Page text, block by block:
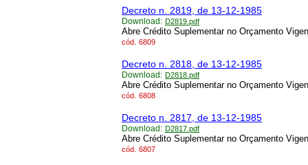
Decreto n. 2819, de 13-12-1985
Download: D2819.pdf
Abre Crédito Suplementar no Orçamento
cód. 6809
Decreto n. 2818, de 13-12-1985
Download: D2818.pdf
Abre Crédito Suplementar no Orçamento
cód. 6808
Decreto n. 2817, de 13-12-1985
Download: D2817.pdf
Abre Crédito Suplementar no Orçamento
cód. 6807